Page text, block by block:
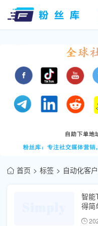
首页 标签 自动化客
智能
得简